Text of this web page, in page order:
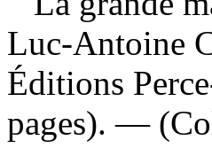
Luc-Antoine
Éditions
pages). —